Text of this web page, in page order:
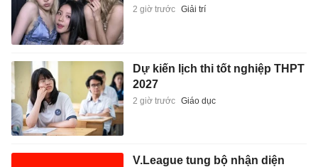
2 giờ trước Giải trí
Dự kiến lịch thi tốt nghiệp THPT
2027
2 giờ trước Giáo dục
V.League tung bộ nhận diện